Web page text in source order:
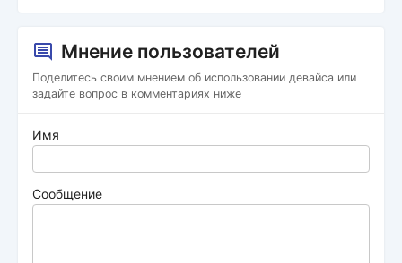
Мнение пользователей
Поделитесь своим мнением об использовании девайса или
задайте вопрос в комментариях ниже
Имя
Сообщение